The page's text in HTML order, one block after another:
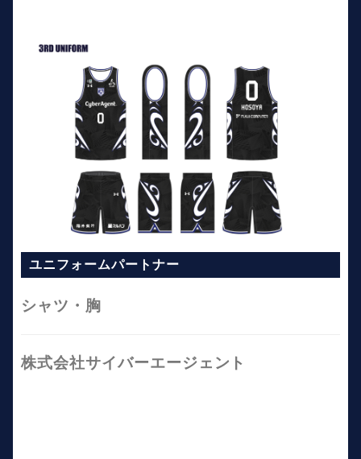
ユニフォームパートナー
シャツ・胸
株式会社サイバーエージェント